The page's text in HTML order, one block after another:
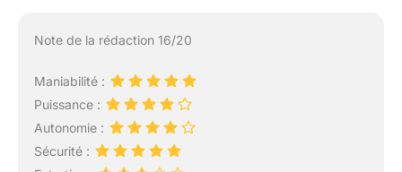
Note de la rédaction 16/20
Maniabilité :
Puissance :
Autonomie :
Sécurité :